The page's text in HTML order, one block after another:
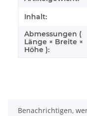
Inhalt:
Abmessungen (
Länge × Breite ×
Höhe ):
Benachrichtigen,